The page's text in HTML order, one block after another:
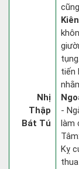
Nhị
Thập
Bát Tú
tiến
-
làm
Kỵ